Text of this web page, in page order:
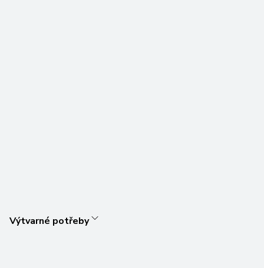
Výtvarné potřeby